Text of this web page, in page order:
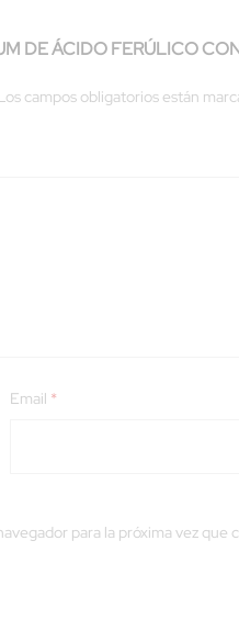
DE ÁCIDO FERÚLICO
campos obligatorios están
Email *
para la próxima vez que